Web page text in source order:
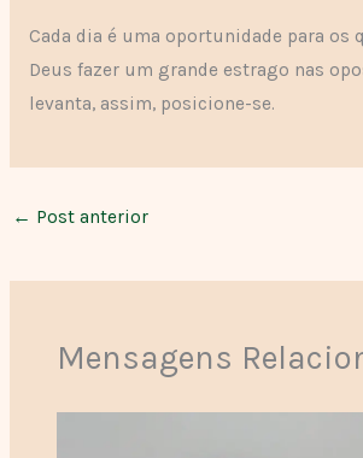
Cada dia é uma oportunidade para os
Deus fazer um grande estrago nas
levanta, assim, posicione-se.
← Post anterior
Mensagens